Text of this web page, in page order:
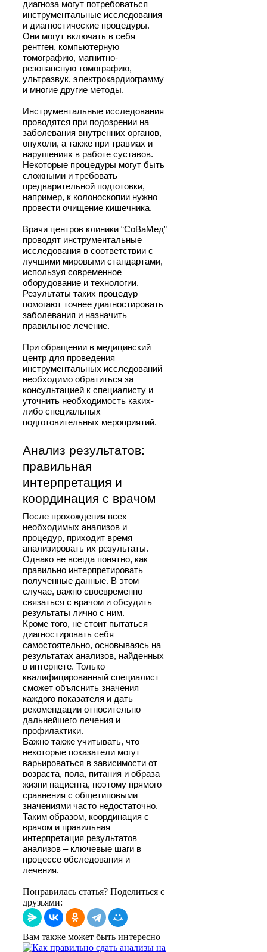
диагноза могут потребоваться
инструментальные исследования
и диагностические процедуры.
Они могут включать в себя
рентген, компьютерную
томографию, магнитно-
резонансную томографию,
ультразвук, электрокардиограмму
и многие другие методы.
Инструментальные исследования
проводятся при подозрении на
заболевания внутренних органов,
опухоли, а также при травмах и
нарушениях в работе суставов.
Некоторые процедуры могут быть
сложными и требовать
предварительной подготовки,
например, к колоноскопии нужно
провести очищение кишечника.
Врачи центров клиники “СоВаМед”
проводят инструментальные
исследования в соответствии с
лучшими мировыми стандартами,
используя современное
оборудование и технологии.
Результаты таких процедур
помогают точнее диагностировать
заболевания и назначить
правильное лечение.
При обращении в медицинский
центр для проведения
инструментальных исследований
необходимо обратиться за
консультацией к специалисту и
уточнить необходимость каких-
либо специальных
подготовительных мероприятий.
Анализ результатов:
правильная
интерпретация и
координация с врачом
После прохождения всех
необходимых анализов и
процедур, приходит время
анализировать их результаты.
Однако не всегда понятно, как
правильно интерпретировать
полученные данные. В этом
случае, важно своевременно
связаться с врачом и обсудить
результаты лично с ним.
Кроме того, не стоит пытаться
диагностировать себя
самостоятельно, основываясь на
результатах анализов, найденных
в интернете. Только
квалифицированный специалист
сможет объяснить значения
каждого показателя и дать
рекомендации относительно
дальнейшего лечения и
профилактики.
Важно также учитывать, что
некоторые показатели могут
варьироваться в зависимости от
возраста, пола, питания и образа
жизни пациента, поэтому прямого
сравнения с общетиповыми
значениями часто недостаточно.
Таким образом, координация с
врачом и правильная
интерпретация результатов
анализов – ключевые шаги в
процессе обследования и
лечения.
Понравилась статья? Поделиться с
друзьями:
Вам также может быть интересно